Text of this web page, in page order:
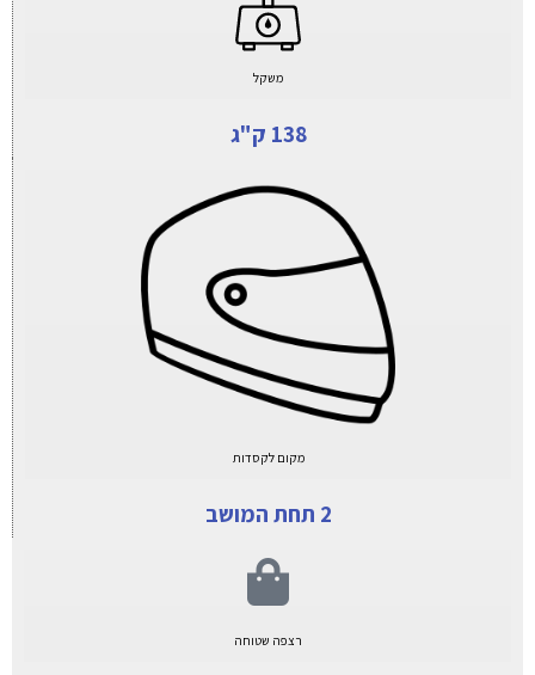
משקל
138 ק"ג
מקום לקסדות
2 תחת המושב
רצפה שטוחה